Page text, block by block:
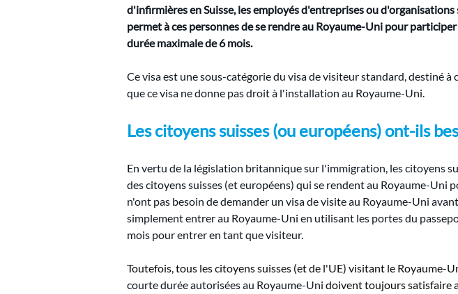
d'infirmières en Suisse, les employés d'entreprises ou
permet à ces personnes de se rendre au Royaume-Uni pour
durée maximale de 6 mois.
Ce visa est une sous-catégorie du visa de visiteur standard, destiné
que ce visa ne donne pas droit à l'installation au Royaume-Uni.
Les citoyens suisses (ou européens) ont-ils
En vertu de la législation britannique sur l'immigration, les citoyens
des citoyens suisses (et européens) qui se rendent au Royaume-
n'ont pas besoin de demander un visa de visite au Royaume-Uni
simplement entrer au Royaume-Uni en utilisant les portes du
mois pour entrer en tant que visiteur.
Toutefois, tous les citoyens suisses (et de l'UE) visitant le Royaume-
courte durée autorisées au Royaume-Uni doivent toujours satisfaire